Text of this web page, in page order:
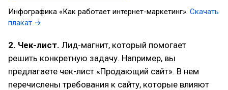
Инфографика «Как работает интернет-маркетинг». Скачать
плакат →
2. Чек-лист. Лид-магнит, который помогает
решить конкретную задачу. Например, вы
предлагаете чек-лист «Продающий сайт». В нем
перечислены требования к сайту, которые влияют